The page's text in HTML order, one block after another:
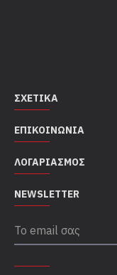
ΣΧΕΤΙΚΆ
ΕΠΙΚΟΙΝΩΝΊΑ
ΛΟΓΑΡΙΑΣΜΌΣ
NEWSLETTER